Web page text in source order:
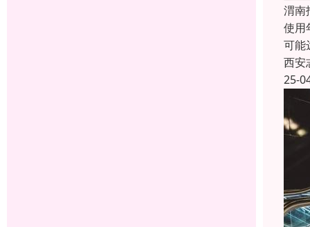
渭南
使用
可能
西安
25-